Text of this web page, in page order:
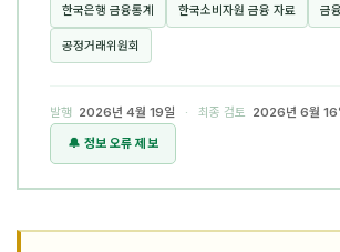
한국은행 금융통계 한국소비자원 금융 자료 금
공정거래위원회
발행 2026년 4월 19일 · 최종 검토
2026년 6월 16
🔔 정보 오류 제보